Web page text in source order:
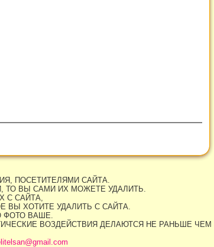
ПОСЕТИТЕЛЯМИ САЙТА.
ТО ВЫ САМИ ИХ МОЖЕТЕ УДАЛИТЬ.
С САЙТА,
ВЫ ХОТИТЕ УДАЛИТЬ С САЙТА.
ФОТО ВАШЕ.
ВОЗДЕЙСТВИЯ ДЕЛАЮТСЯ НЕ РАНЬШЕ ЧЕМ